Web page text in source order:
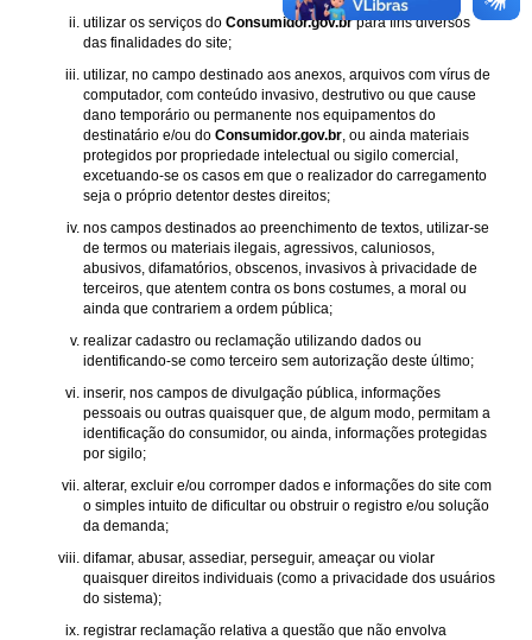
utilizar os serviços do Consumidor.gov.brpara fins diversos
das finalidades do site;
utilizar, no campo destinado aos anexos, arquivos com vírus de
computador, com conteúdo invasivo, destrutivo ou que cause
dano temporário ou permanente nos equipamentos do
destinatário e/ou do Consumidor.gov.br , ou ainda materiais
protegidos por propriedade intelectual ou sigilo comercial,
excetuando-se os casos em que o realizador do carregamento
seja o próprio detentor destes direitos;
nos campos destinados ao preenchimento de textos, utilizar-se
de termos ou materiais ilegais, agressivos, caluniosos,
abusivos, difamatórios, obscenos, invasivos à privacidade de
terceiros, que atentem contra os bons costumes, a moral ou
ainda que contrariem a ordem pública;
realizar cadastro ou reclamação utilizando dados ou
identificando-se como terceiro sem autorização deste último;
inserir, nos campos de divulgação pública, informações
pessoais ou outras quaisquer que, de algum modo, permitam a
identificação do consumidor, ou ainda, informações protegidas
por sigilo;
alterar, excluir e/ou corromper dados e informações do site com
o simples intuito de dificultar ou obstruir o registro e/ou solução
da demanda;
difamar, abusar, assediar, perseguir, ameaçar ou violar
quaisquer direitos individuais (como a privacidade dos usuários
do sistema);
registrar reclamação relativa a questão que não envolva